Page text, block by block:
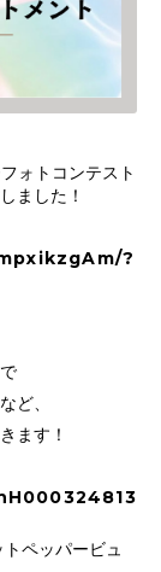
ォトコンテスト
ました！
?
ど、
ます！
ペッパービュ